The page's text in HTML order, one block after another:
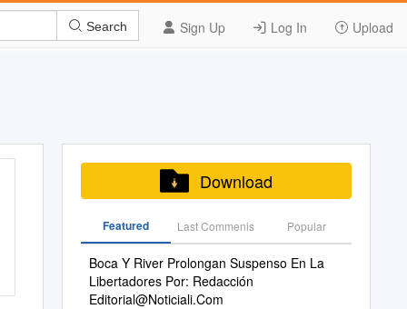
Sign Up Log In Upload
Search
Download
Featured Last Commenis Popular
Boca Y River Prolongan Suspenso En La
Libertadores Por: Redacción
Editorial@Noticiali.Com